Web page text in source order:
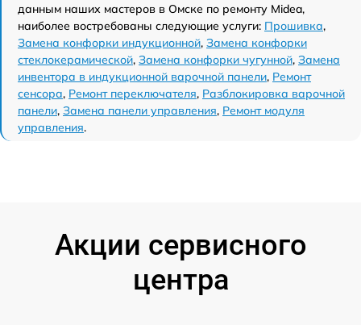
данным наших мастеров в Омске по ремонту Midea,
наиболее востребованы следующие услуги: Прошивка,
Замена конфорки индукционной, Замена конфорки
стеклокерамической, Замена конфорки чугунной, Замена
инвентора в индукционной варочной панели, Ремонт
сенсора, Ремонт переключателя, Разблокировка варочной
панели, Замена панели управления, Ремонт модуля
управления.
Акции сервисного
центра